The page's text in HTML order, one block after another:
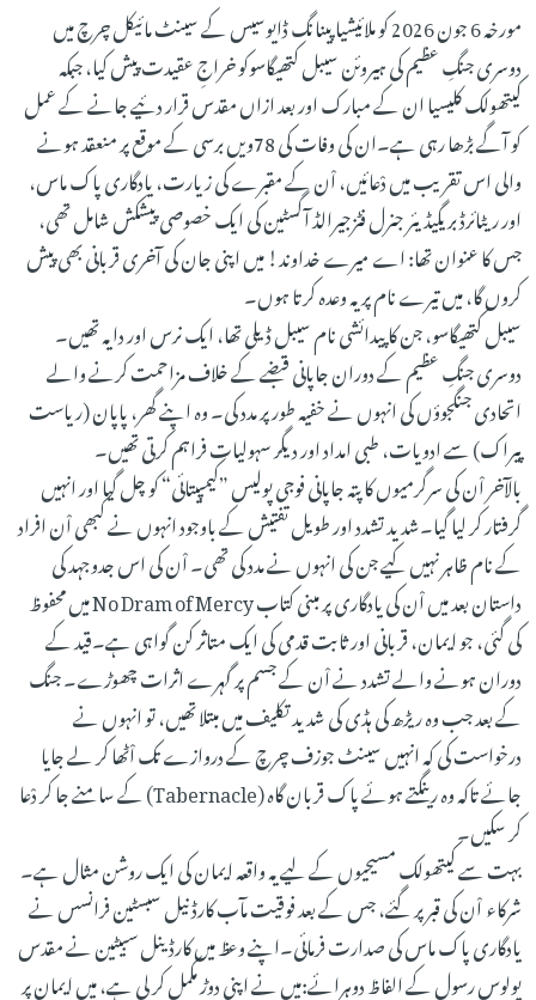
مورخہ 6 جون 2026 کو ملائیشیا پینانگ ڈایوسیس کے سینٹ مائیکل چرچ میں
دوسری جنگِ عظیم کی ہیروئن سیبل کتھیگاسوکو خراجِ عقیدت پیش کیا، جبکہ
کیتھولک کلیسیا ان کے مبارک اور بعد ازاں مقدس قرار دئیے جانے کے عمل
کو آگے بڑھا رہی ہے۔ان کی وفات کی 78ویں برسی کے موقع پر منعقد ہونے
والی اس تقریب میں دْعائیں، اْن کے مقبرے کی زیارت، یادگاری پاک ماس،
اور ریٹائرڈ بریگیڈیئر جنرل فٹزجیرالڈ آگسٹین کی ایک خصوصی پیشکش شامل تھی،
جس کا عنوان تھا: اے میرے خداوند! میں اپنی جان کی آخری قربانی بھی پیش
کروں گا، میں تیرے نام پر یہ وعدہ کرتا ہوں۔
سیبل کتھیگاسو، جن کا پیدائشی نام سیبل ڈیلی تھا، ایک نرس اور دایہ تھیں۔
دوسری جنگِ عظیم کے دوران جاپانی قبضے کے خلاف مزاحمت کرنے والے
اتحادی جنگجوؤں کی انہوں نے خفیہ طور پر مدد کی۔ وہ اپنے گھر، پاپان (ریاست
پیراک) سے ادویات، طبی امداد اور دیگر سہولیات فراہم کرتی تھیں۔
بالآخر اْن کی سرگرمیوں کا پتہ جاپانی فوجی پولیس ”کیمپیتائی“ کو چل گیا اور انہیں
گرفتار کر لیا گیا۔شدید تشدد اور طویل تفتیش کے باوجود انہوں نے کبھی اْن افراد
کے نام ظاہر نہیں کیے جن کی انہوں نے مدد کی تھی۔ اْن کی اس جدوجہد کی
داستان بعد میں اْن کی یادگاری پر مبنی کتاب No Dram of Mercy میں محفوظ
کی گئی، جو ایمان، قربانی اور ثابت قدمی کی ایک متاثر کن گواہی ہے۔قید کے
دوران ہونے والے تشدد نے اْن کے جسم پر گہرے اثرات چھوڑے۔ جنگ
کے بعد جب وہ ریڑھ کی ہڈی کی شدید تکلیف میں مبتلا تھیں، تو انہوں نے
درخواست کی کہ انہیں سینٹ جوزف چرچ کے دروازے تک اْٹھا کر لے جایا
جائے تاکہ وہ رینگتے ہوئے پاک قربان گاہ (Tabernacle) کے سامنے جا کر دْعا
کر سکیں۔
بہت سے کیتھولک مسیحیوں کے لیے یہ واقعہ ایمان کی ایک روشن مثال ہے۔
شرکاء اْن کی قبر پر گئے، جس کے بعد فوقیت مآب کارڈنیل سبسٹین فرانسس نے
یادگاری پاک ماس کی صدارت فرمائی۔اپنے وعظ میں کارڈینل سبیٹین نے مقدس
پولوس رسول کے الفاظ دوہرائے:میں نے اپنی دوڑ مکمل کر لی ہے، میں ایمان پر